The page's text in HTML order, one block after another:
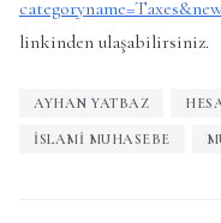
linkinden ulaşabilirsiniz.
AYHAN YATBAZ
İSLAMI MUHASEBE